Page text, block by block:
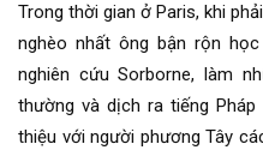
Trong thời gian ở Paris, khi
nghèo nhất ông bận rộn
nghiên cứu Sorborne, làm
thường và dịch ra tiếng
thiệu với người phương Tây